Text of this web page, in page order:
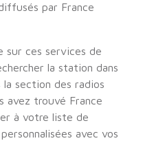
par France
sur ces services de
la station dans
la section des radios
avez trouvé France
à votre liste de
avec vos